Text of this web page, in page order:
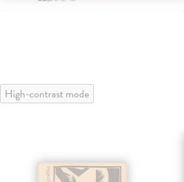
High-contrast mode